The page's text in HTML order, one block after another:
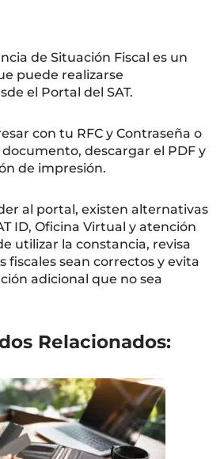
de Situación Fiscal es un
puede realizarse
el Portal del SAT.
con tu RFC y Contraseña o
descargar el PDF y
de impresión.
al portal, existen alternativas
ID, Oficina Virtual y atención
utilizar la constancia, revisa
fiscales sean correctos y evita
adicional que no sea
Relacionados: